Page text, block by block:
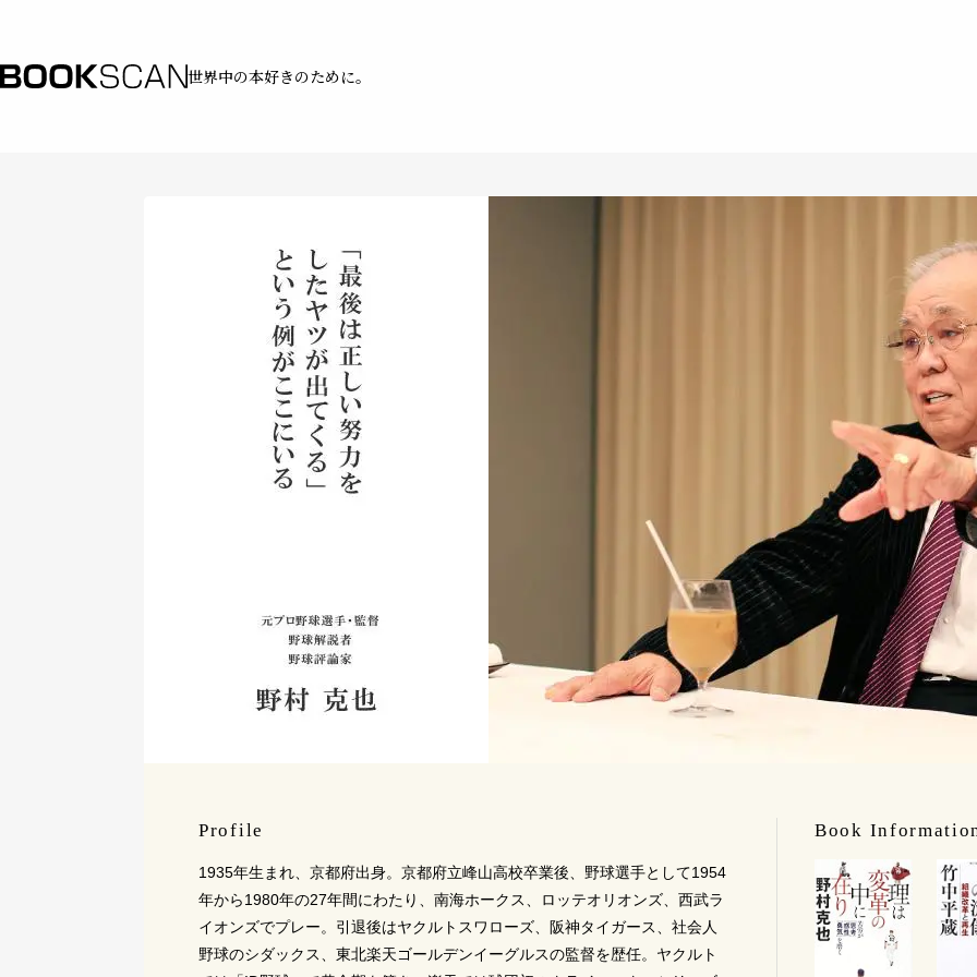
世界中の本好きのために。
Profile
1935年生まれ、京都府出身。京都府立峰山高校卒業後、野球選手として1954
年から1980年の27年間にわたり、南海ホークス、ロッテオリオンズ、西武ラ
イオンズでプレー。引退後はヤクルトスワローズ、阪神タイガース、社会人
野球のシダックス、東北楽天ゴールデンイーグルスの監督を歴任。ヤクルト
Book